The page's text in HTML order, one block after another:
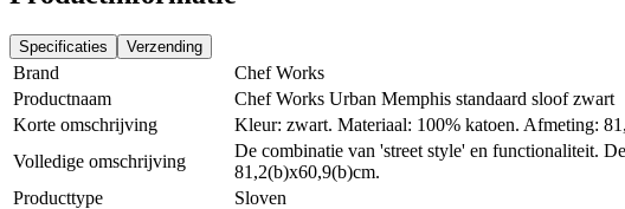
Specificaties Verzending
Brand
Chef Works
Productnaam
Chef Works Urban Memphis standaard sloof zwart
Korte omschrijving
Kleur: zwart. Materiaal: 100% katoen. Afmeting:
Volledige omschrijving
De combinatie van 'street style' en functionaliteit.
81,2(b)x60,9(b)cm.
Producttype
Sloven